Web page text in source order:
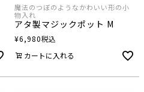
魔法のつぼのようなかわいい形の小
物入れ
アタ製マジックポット M
¥6,980税込
カートに入れる